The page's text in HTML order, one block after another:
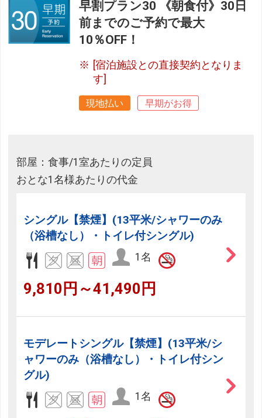
早割プラン30 《朝食付》30日
前までのご予約で最大
10％OFF！
[宿泊施設との直接契約となりま
す]
現地払い 早期がお得
部屋：食事/1室あたりの定員
おとな1名様あたりの代金
シングル【禁煙】(13平米/シャワーのみ
（浴槽なし）・トイレ付シングル)
1名
9,810円～41,490円
モデレートシングル【禁煙】(13平米/シ
ャワーのみ（浴槽なし）・トイレ付シン
グル)
1名